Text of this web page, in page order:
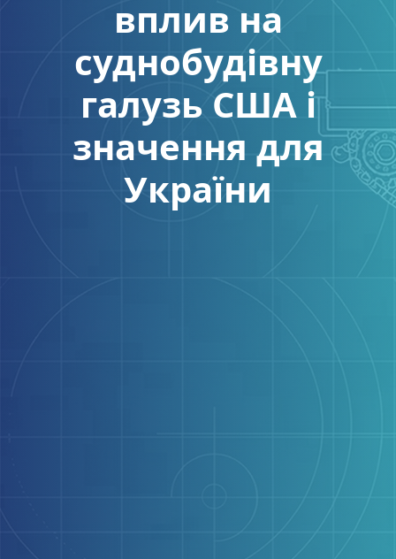
вплив на
суднобудівну
галузь США і
значення для
України